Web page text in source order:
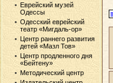
Еврейский музей
Одессы
Одесский еврейский
театр «Мигдаль-ор»
Центр раннего развития
детей «Мазл Тов»
Центр продленного дня
«Бейтену»
Методический центр